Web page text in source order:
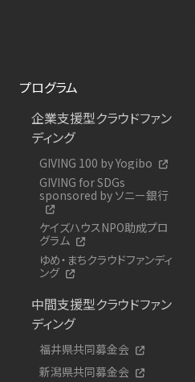
プログラム
企業支援型クラウドファン
ディング
GIVING 100 by Yogibo
GIVING for SDGs
sponsored by ソニー銀行
ケイズハウスNPO助成プロ
グラム
ゆめ・まちクラウドファンディ
ング
中間支援型クラウドファン
ディング
福井県共同募金会
新潟県共同募金会